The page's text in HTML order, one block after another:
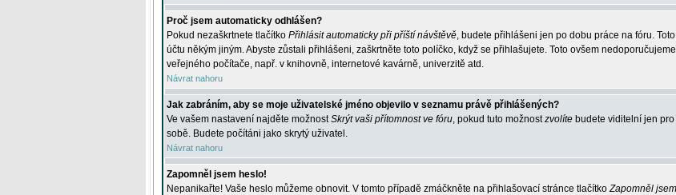
Proč jsem automaticky odhlášen?
Pokud nezaškrtnete tlačítko Přihlásit automaticky při příští návštěvě, budete přihlášeni jen po dobu práce na fóru.
účtu někým jiným. Abyste zůstali přihlášeni, zaškrtněte toto políčko, když se přihlašujete. Toto ovšem
veřejného počítače, např. v knihovně, internetové kavárně, univerzitě atd.
Návrat nahoru
Jak zabráním, aby se moje uživatelské jméno objevilo v seznamu právě přihlášených?
Ve vašem nastavení najděte možnostSkrýt vaši přítomnost ve fóru, pokud tuto možnostzvolíte budete viditelní jen
sobě. Budete počítáni jako skrytý uživatel.
Návrat nahoru
Zapomněl jsem heslo!
Nepanikařte! Vaše heslo můžeme obnovit. V tomto případě zmáčkněte na přihlašovací stránce tlačítkoZapomněl